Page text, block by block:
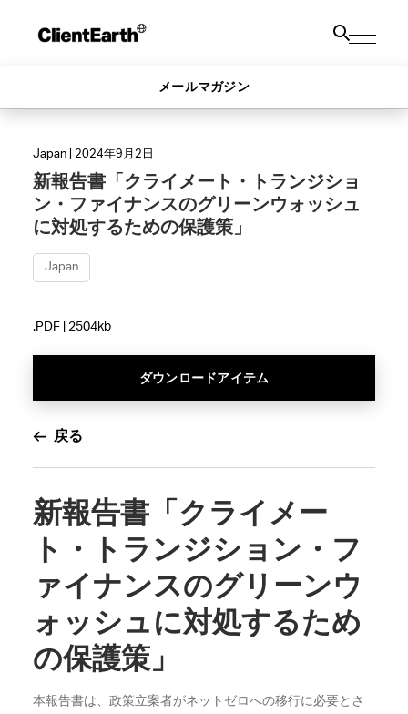
メールマガジン
Japan | 2024年9月2日
新報告書「クライメート・トランジショ
ン・ファイナンスのグリーンウォッシュ
に対処するための保護策」
Japan
.PDF | 2504kb
ダウンロードアイテム
戻る
新報告書「クライメー
ト・トランジション・フ
ァイナンスのグリーンウ
ォッシュに対処するため
の保護策」
本報告書は 、 政策立案者がネットゼロへの移行に必要とさ